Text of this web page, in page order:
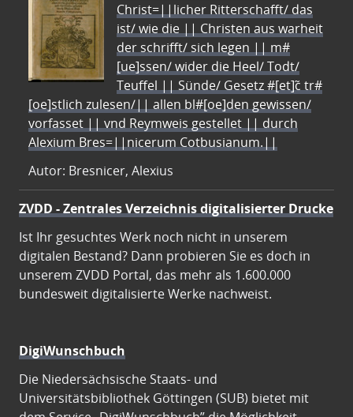
Christ=||licher Ritterschafft/ das
ist/ wie die || Christen aus warheit
der schrifft/ sich legen || m#
[ue]ssen/ wider die Heel/ Todt/
Teuffel || Sünde/ Gesetz #[et]c̃ tr#
[oe]stlich zulesen/|| allen bl#[oe]den gewissen/
vorfasset || vnd Reymweis gestellet || durch
Alexium Bres=||nicerum Cotbusianum.||
Autor: Bresnicer, Alexius
ZVDD - Zentrales Verzeichnis digitalisierter Drucke
Ist Ihr gesuchtes Werk noch nicht in unserem
digitalen Bestand? Dann probieren Sie es doch in
unserem ZVDD Portal, das mehr als 1.600.000
bundesweit digitalisierte Werke nachweist.
DigiWunschbuch
Die Niedersächsische Staats- und
Universitätsbibliothek Göttingen (SUB) bietet mit